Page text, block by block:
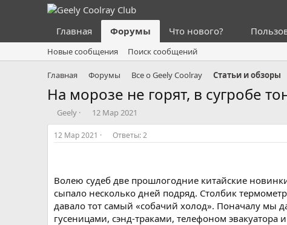
Главная Форумы Что нового?
Новые сообщения Поиск сообщений
Главная Форумы Все о Geely Coolray Статьи и обзоры
На морозе не горят, в сугробе
А
в
т
о
е
ы
Geely
Д
а
т
а
ч
а
л
а
12 Мар 2021
12 Мар 2021 Ответы: 2
Волею судеб две прошлогодние китайские
сыпало несколько дней подряд. Столбик
давало тот самый «собачий холод». Поначалу мы
гусеницами, сэнд-траками, телефоном эвакуатора